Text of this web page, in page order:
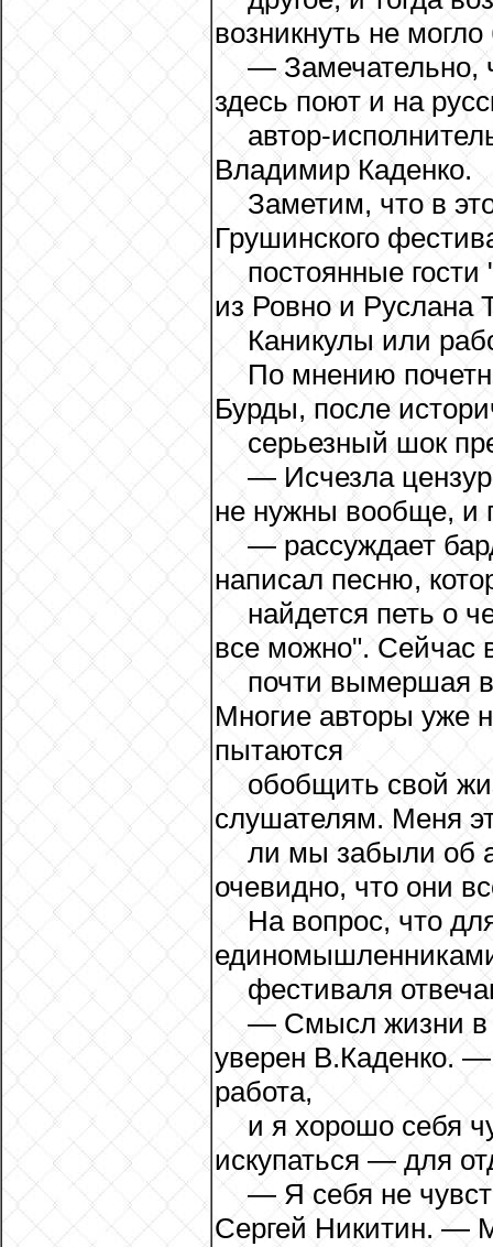
возникнуть не
— Замечательно,
здесь поют и на
автор-
Владимир Каденко.
Заметим, что в
Грушинского
постоянные
из Ровно и Руслана
Каникулы или
По мнению
Бурды, после
серьезный шок
— Исчезла
не нужны вообще, и
— рассуждает
написал песню,
найдется петь о
все можно". Сейчас
почти вымершая
Многие авторы уже
пытаются
обобщить свой
слушателям. Меня
ли мы забыли об
очевидно, что они
На вопрос, что
фестиваля
— Смысл жизни в
уверен В.Каденко.
работа,
и я хорошо себя
искупаться — для
— Я себя не
Сергей Никитин. —